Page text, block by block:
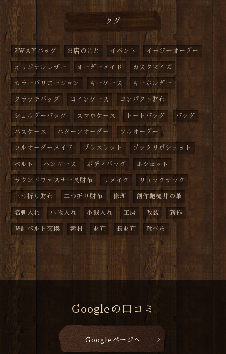
タグ
2WAYバッグ お店のこと イベント イージーオーダー
オリジナルレザー オーダーメイド カスタマイズ
カラーバリエーション キーケース キーホルダー
クラッチバッグ コインケース コンパクト財布
ショルダーバッグ スマホケース トートバッグ バッグ
パスケース パターンオーダー フルオーダー
フルオーダーメイド ブレスレット プックリポシェット
ベルト ペンケース ボディバッグ ポシェット
ラウンドファスナー長財布 リメイク リュックサック
三つ折り財布 二つ折り財布 修理 創作鞄槌井の革
名刺入れ 小物入れ 小銭入れ 工房 改装 新作
時計ベルト交換 素材 財布 長財布 靴べら
Googleの口コミ
Googleページへ